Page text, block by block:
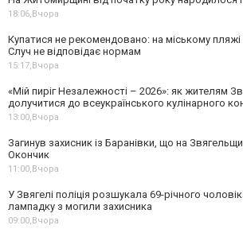
18:06,Вчора
Купатися не рекомендовано: на міському пляжі
Случ не відповідає нормам
15:17,Вчора
«Мій пиріг Незалежності – 2026»: як жителям
долучитися до всеукраїнського кулінарного
13:00,Вчора
Загинув захисник із Баранівки, що на
Окончик
11:00,Вчора
У Звягелі поліція розшукала 69-річного
лампадку з могили захисника
09:00,Вчора